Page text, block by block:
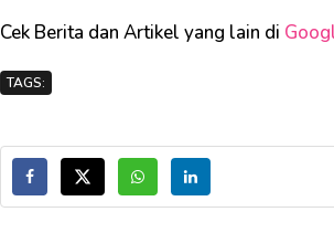
Cek Berita dan Artikel yang lain di
TAGS: